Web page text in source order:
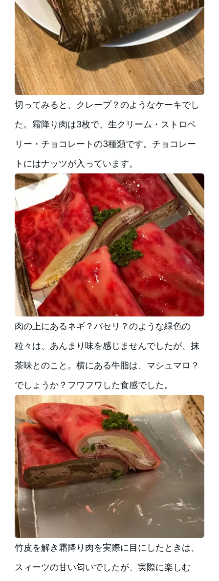
切ってみると、クレープ？のようなケーキでし
た。霜降り肉は3枚で、生クリーム・ストロベ
リー・チョコレートの3種類です。チョコレー
トにはナッツが入っています。
肉の上にあるネギ？パセリ？のような緑色の
粒々は、あんまり味を感じませんでしたが、抹
茶味とのこと。横にある牛脂は、マシュマロ？
でしょうか？フワフワした食感でした。
竹皮を解き霜降り肉を実際に目にしたときは、
スィーツの甘い匂いでしたが、実際に楽しむ